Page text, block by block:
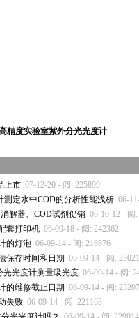
精度实验室紫外分光光度计
上市 07-12-20 - 阅: 225899
测定水中COD的分析性能浅析 06-
解器、COD试剂促销 06-10-12 - 阅:
套打印机 06-09-18 - 阅: 242362
的灯泡 06-09-14 - 阅: 216976
保存时间和日期 06-09-14 - 阅:
光光度计测量吸光度 06-09-14 - 阅:
的维修截止日期 06-09-14 - 阅:
失败 06-09-14 - 阅: 221163